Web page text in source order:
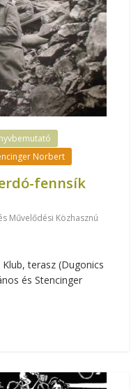
Norbert
fennsík
Művelődési Közhasznú
Klub, terasz (Dugonics
és Stencinger